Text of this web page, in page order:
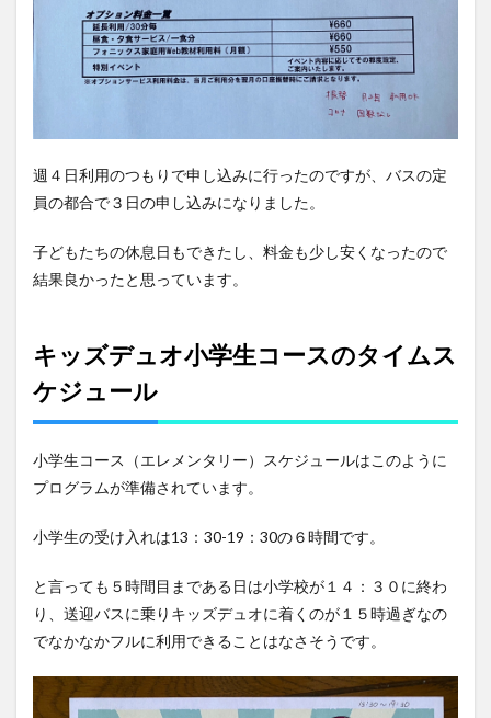
週４日利用のつもりで申し込みに行ったのですが、バスの定
員の都合で３日の申し込みになりました。
子どもたちの休息日もできたし、料金も少し安くなったので
結果良かったと思っています。
キッズデュオ小学生コースのタイムス
ケジュール
小学生コース（エレメンタリー）スケジュールはこのように
プログラムが準備されています。
小学生の受け入れは13：30-19：30の６時間です。
と言っても５時間目まである日は小学校が１４：３０に終わ
り、送迎バスに乗りキッズデュオに着くのが１５時過ぎなの
でなかなかフルに利用できることはなさそうです。